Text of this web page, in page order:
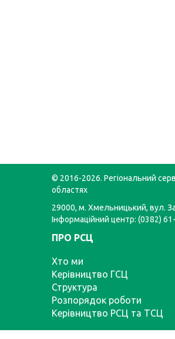
© 2016-2026. Регіональний
областях
29000, м. Хмельницький, вул.
Інформаційний центр: (0382)
ПРО РСЦ
Хто ми
Керівництво ГСЦ
Структура
Розпорядок роботи
Керівництво РСЦ та ТСЦ